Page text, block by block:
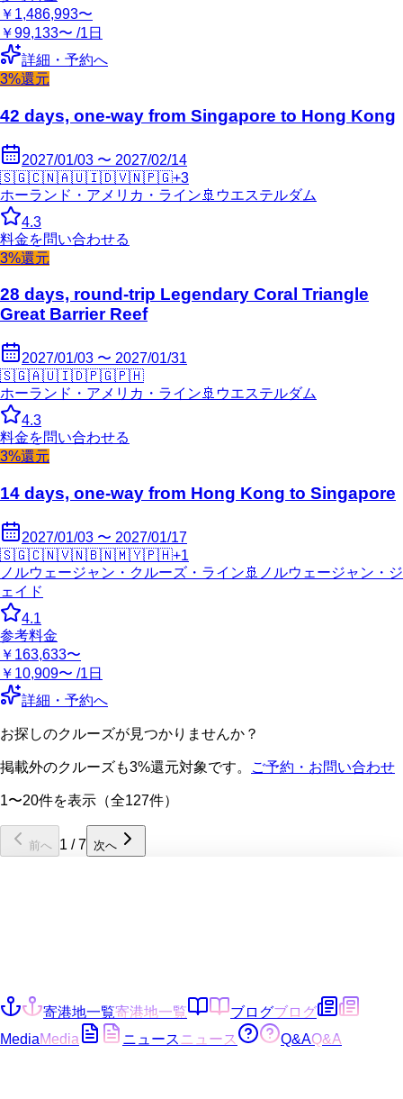
￥1,486,993〜
￥99,133〜 /1日
詳細・予約へ
3%還元
42 days, one-way from Singapore to Hong Kong
2027/01/03 〜 2027/02/14
🇸🇬🇨🇳🇦🇺🇮🇩🇻🇳🇵🇬+3
ホーランド・アメリカ・ライン 🚢 ウエステルダム
4.3
料金を問い合わせる
3%還元
28 days, round-trip Legendary Coral Triangle
Great Barrier Reef
2027/01/03 〜 2027/01/31
🇸🇬🇦🇺🇮🇩🇵🇬🇵🇭
ホーランド・アメリカ・ライン 🚢 ウエステルダム
4.3
料金を問い合わせる
3%還元
14 days, one-way from Hong Kong to Singapore
2027/01/03 〜 2027/01/17
🇸🇬🇨🇳🇻🇳🇧🇳🇲🇾🇵🇭+1
ノルウェージャン・クルーズ・ライン 🚢 ノルウェージャン・ジ
ェイド
4.1
参考料金
￥163,633〜
￥10,909〜 /1日
詳細・予約へ
お探しのクルーズが見つかりませんか？
掲載外のクルーズも3%還元対象です。 ご予約・お問い合わせ
1〜20件を表示（全127件）
前へ 1 /7 次へ
寄港地一覧寄港地一覧 ブログブログ
MediaMedia ニュース ニュース Q&AQ&A